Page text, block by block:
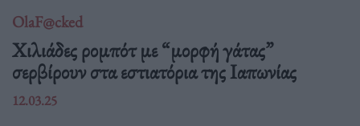
OlaF@cked
Χιλιάδες ρομπότ με “μορφή γάτας”
σερβίρουν στα εστιατόρια της Ιαπωνίας
12.03.25